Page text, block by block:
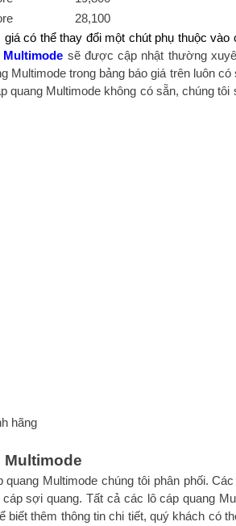
28,100
có thể thay đổi một chút phụ thuộc vào
sẽ được cập nhật thường
trong bảng báo giá trên luôn có
Multimode không có sẵn, chúng tôi
hãng
Multimode chúng tôi phân phối.
sợi quang. Tất cả các lô cáp quang
thêm thông tin chi tiết, quý khách có